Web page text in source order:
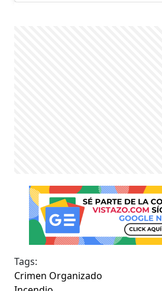
Tags:
Crimen Organizado